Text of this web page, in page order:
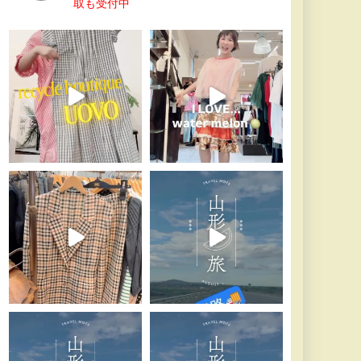
取も受付中